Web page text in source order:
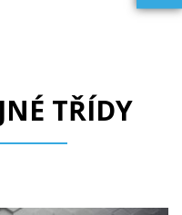
TŘÍDY